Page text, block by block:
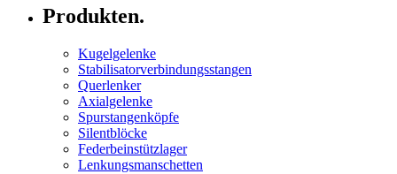
Produkten.
Kugelgelenke
Stabilisatorverbindungsstangen
Querlenker
Axialgelenke
Spurstangenköpfe
Silentblöcke
Federbeinstützlager
Lenkungsmanschetten